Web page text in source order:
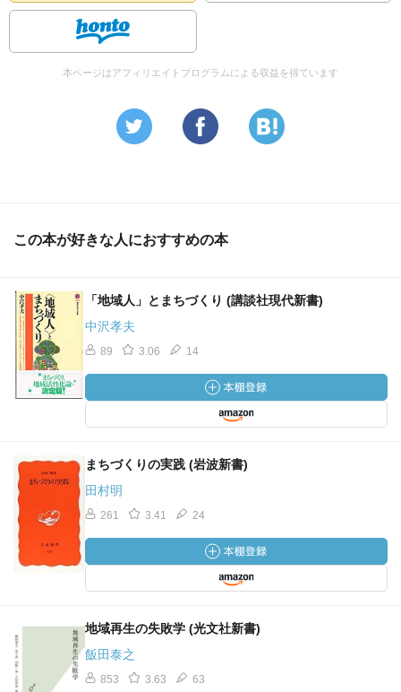
本ページはアフィリエイトプログラムによる収益を得ています
この本が好きな人におすすめの本
「地域人」とまちづくり (講談社現代新書)
中沢孝夫
89 3.06 14
まちづくりの実践 (岩波新書)
田村明
261 3.41 24
地域再生の失敗学 (光文社新書)
飯田泰之
853 3.63 63